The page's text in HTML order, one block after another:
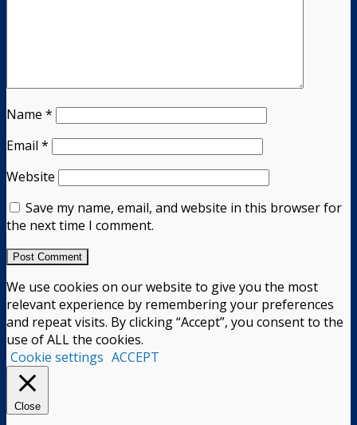
Name *
Email *
Website
Save my name, email, and website in this browser for
the next time I comment.
We use cookies on our website to give you the most
relevant experience by remembering your preferences
and repeat visits. By clicking “Accept”, you consent to the
use of ALL the cookies.
Cookie settings ACCEPT
Close